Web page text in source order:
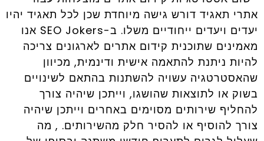
אתרי תאגיד דורש גישה מיוחדת שכן לכל תאגיד יהיו
יעדים ויעדים ייחודיים משלו. ב-SEO Jokers אנו
מאמינים שתוכנית קידום אתרים לארגונים צריכה
להיות ניתנת להתאמה אישית ודינמית, מכיוון
שהאסטרטגיה עשויה להשתנות בהתאם לשינויים
בשוק או לתוצאות שהושגו, וייתכן שיהיה צורך
להחליף שירותים מסוימים באחרים וייתכן שיהיה
צורך להוסיף או להסיר חלק מהשירותים. , מה